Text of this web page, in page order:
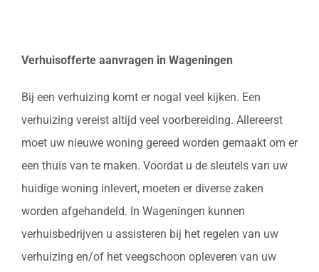
Verhuisofferte aanvragen in Wageningen
Bij een verhuizing komt er nogal veel kijken. Een
verhuizing vereist altijd veel voorbereiding. Allereerst
moet uw nieuwe woning gereed worden gemaakt om er
een thuis van te maken. Voordat u de sleutels van uw
huidige woning inlevert, moeten er diverse zaken
worden afgehandeld. In Wageningen kunnen
verhuisbedrijven u assisteren bij het regelen van uw
verhuizing en/of het veegschoon opleveren van uw